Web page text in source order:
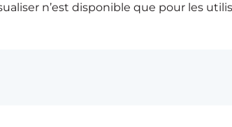
n’est disponible que pour les